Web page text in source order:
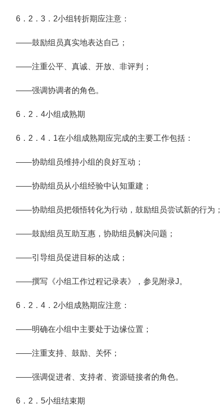
6．2．3．2小组转折期应注意：
——鼓励组员真实地表达自己；
——注重公平、真诚、开放、非评判；
——强调协调者的角色。
6．2．4小组成熟期
6．2．4．1在小组成熟期应完成的主要工作包括：
——协助组员维持小组的良好互动；
——协助组员从小组经验中认知重建；
——协助组员把领悟转化为行动，鼓励组员尝试新的行为；
——鼓励组员互助互惠，协助组员解决问题；
——引导组员促进目标的达成；
——撰写《小组工作过程记录表》，参见附录J。
6．2．4．2小组成熟期应注意：
——明确在小组中主要处于边缘位置；
——注重支持、鼓励、关怀；
——强调促进者、支持者、资源链接者的角色。
6．2．5小组结束期